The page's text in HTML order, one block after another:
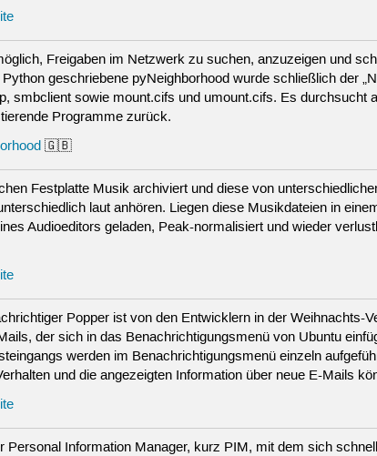
Freigaben im Netzwerk zu suchen, anzuzeigen und
geschriebene pyNeighborhood wurde schließlich der
smbclient sowie mount.cifs und umount.cifs. Es durchsucht
Programme zurück.
🇬🇧
Festplatte Musik archiviert und diese von
laut anhören. Liegen diese Musikdateien in
Audioeditors geladen, Peak-normalisiert und wieder
Popper ist von den Entwicklern in der Weihnachts-
der sich in das Benachrichtigungsmenü von Ubuntu
werden im Benachrichtigungsmenü einzeln
und die angezeigten Information über neue E-Mails
Personal Information Manager, kurz PIM, mit dem sich